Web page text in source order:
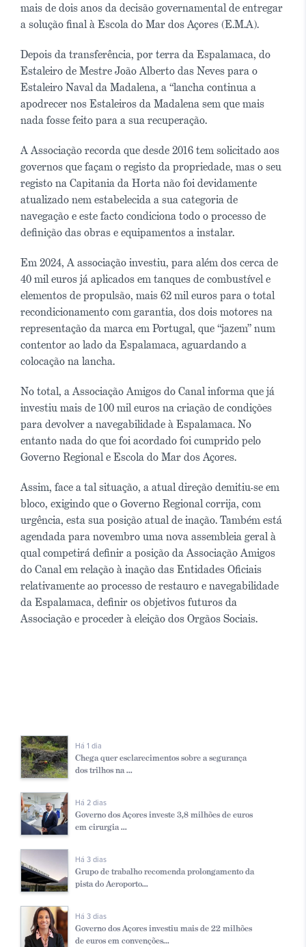
mais de dois anos da decisão governamental de entregar
a solução final à Escola do Mar dos Açores (E.M.A).
Depois da transferência, por terra da Espalamaca, do
Estaleiro de Mestre João Alberto das Neves para o
Estaleiro Naval da Madalena, a “lancha continua a
apodrecer nos Estaleiros da Madalena sem que mais
nada fosse feito para a sua recuperação.
A Associação recorda que desde 2016 tem solicitado aos
governos que façam o registo da propriedade, mas o seu
registo na Capitania da Horta não foi devidamente
atualizado nem estabelecida a sua categoria de
navegação e este facto condiciona todo o processo de
definição das obras e equipamentos a instalar.
Em 2024, A associação investiu, para além dos cerca de
40 mil euros já aplicados em tanques de combustível e
elementos de propulsão, mais 62 mil euros para o total
recondicionamento com garantia, dos dois motores na
representação da marca em Portugal, que “jazem” num
contentor ao lado da Espalamaca, aguardando a
colocação na lancha.
No total, a Associação Amigos do Canal informa que já
investiu mais de 100 mil euros na criação de condições
para devolver a navegabilidade à Espalamaca. No
entanto nada do que foi acordado foi cumprido pelo
Governo Regional e Escola do Mar dos Açores.
Assim, face a tal situação, a atual direção demitiu-se em
bloco, exigindo que o Governo Regional corrija, com
urgência, esta sua posição atual de inação. Também está
agendada para novembro uma nova assembleia geral à
qual competirá definir a posição da Associação Amigos
do Canal em relação à inação das Entidades Oficiais
relativamente ao processo de restauro e navegabilidade
da Espalamaca, definir os objetivos futuros da
Associação e proceder à eleição dos Orgãos Sociais.
Há 1 dia
Chega quer esclarecimentos sobre a segurança
dos trilhos na ...
Há 2 dias
Governo dos Açores investe 3,8 milhões de euros
em cirurgia ...
Há 3 dias
Grupo de trabalho recomenda prolongamento da
pista do Aeroporto...
Há 3 dias
Governo dos Açores investiu mais de 22 milhões
de euros em convenções...